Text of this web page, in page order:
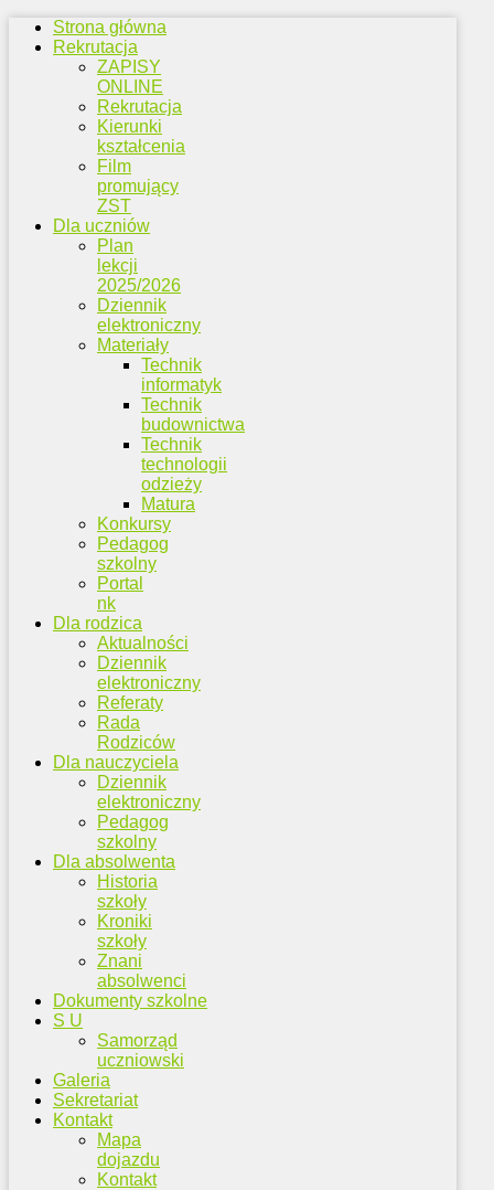
Strona główna
Rekrutacja
ZAPISY
ONLINE
Rekrutacja
Kierunki
kształcenia
Film
promujący
ZST
Dla uczniów
Plan
lekcji
2025/2026
Dziennik
elektroniczny
Materiały
Technik
informatyk
Technik
budownictwa
Technik
technologii
odzieży
Matura
Konkursy
Pedagog
szkolny
Portal
nk
Dla rodzica
Aktualności
Dziennik
elektroniczny
Referaty
Rada
Rodziców
Dla nauczyciela
Dziennik
elektroniczny
Pedagog
szkolny
Dla absolwenta
Historia
szkoły
Kroniki
szkoły
Znani
absolwenci
Dokumenty szkolne
S U
Samorząd
uczniowski
Galeria
Sekretariat
Kontakt
Mapa
dojazdu
Kontakt